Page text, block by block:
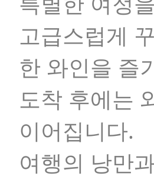
고급스럽게
한 와인을 즐
도착 후에는
이어집니다.
여행의 낭만